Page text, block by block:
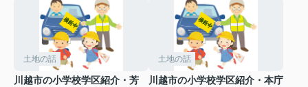
土地の話
川越市の小学校学区紹介・芳
土地の話
川越市の小学校学区紹介・本庁